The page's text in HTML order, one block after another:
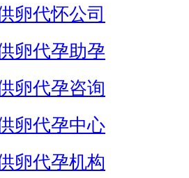
卵代怀公司
卵代孕助孕
卵代孕咨询
卵代孕中心
卵代孕机构